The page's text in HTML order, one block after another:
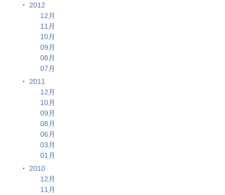
2012
12月
11月
10月
09月
08月
07月
2011
12月
10月
09月
08月
06月
03月
01月
2010
12月
11月